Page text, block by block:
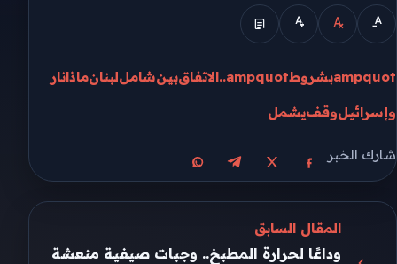
ampquotبشروطampquot.. الاتفاقبينشامللبنانماذانار
وإسرائيلوقفيشمل
شارك الخبر
مشاركة على فيسبوك
مشاركة على Xمشاركة على تيليجرام
مشاركة على واتساب
المقال السابق
وداعًا لحرارة المطبخ.. وجبات صيفية منعشة